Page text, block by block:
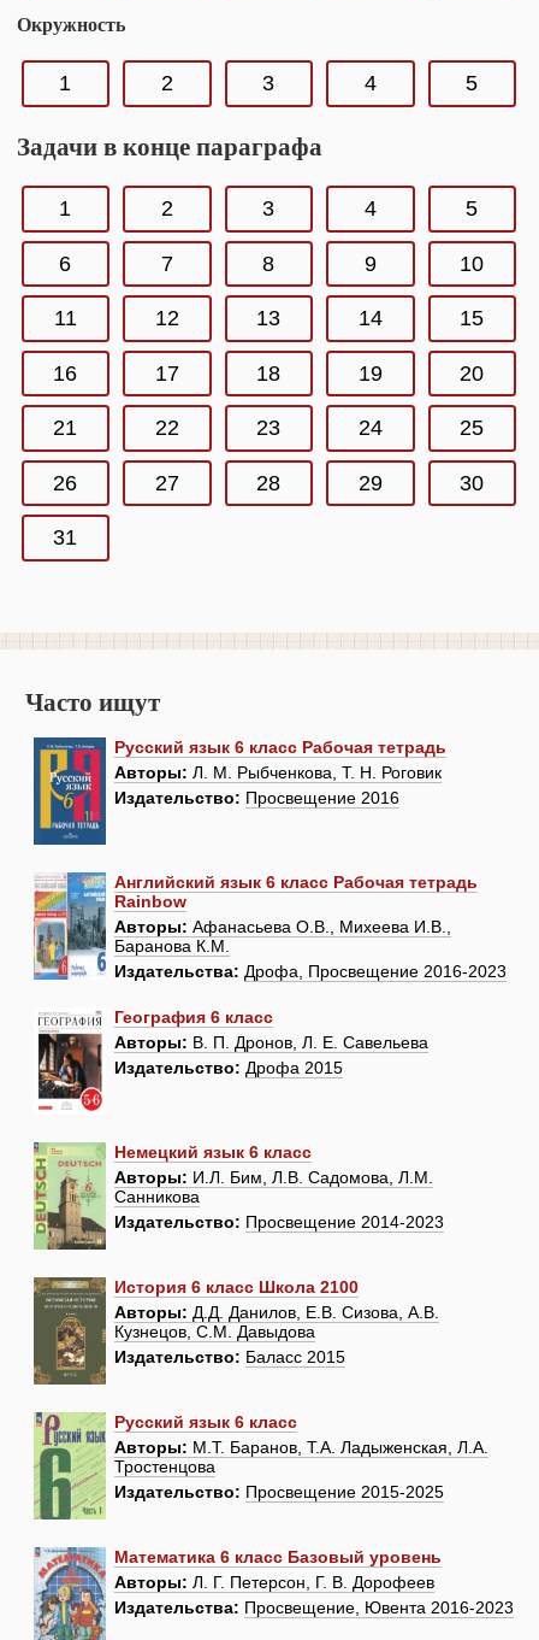
Окружность
1 2 3 4 5
Задачи в конце параграфа
1 2 3 4 5
6 7 8 9 10
11 12 13 14 15
16 17 18 19 20
21 22 23 24 25
26 27 28 29 30
31
Часто ищут
Русский язык 6 класс Рабочая тетрадь
Авторы: Л. М. Рыбченкова, Т. Н. Роговик
Издательство: Просвещение 2016
Английский язык 6 класс Рабочая тетрадь
Rainbow
Авторы: Афанасьева О.В., Михеева И.В.,
Баранова К.М.
Издательства: Дрофа, Просвещение 2016-2023
География 6 класс
Авторы: В. П. Дронов, Л. Е. Савельева
Издательство: Дрофа 2015
Немецкий язык 6 класс
Авторы: И.Л. Бим, Л.В. Садомова, Л.М.
Санникова
Издательство: Просвещение 2014-2023
История 6 класс Школа 2100
Авторы: Д.Д. Данилов, Е.В. Сизова, А.В.
Кузнецов, С.М. Давыдова
Издательство: Баласс 2015
Русский язык 6 класс
Авторы: М.Т. Баранов, Т.А. Ладыженская, Л.А.
Тростенцова
Издательство: Просвещение 2015-2025
Математика 6 класс Базовый уровень
Авторы: Л. Г. Петерсон, Г. В. Дорофеев
Издательства: Просвещение, Ювента 2016-2023